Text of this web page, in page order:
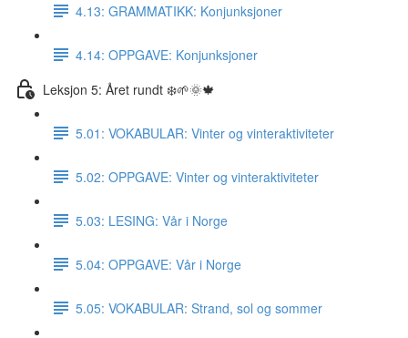
4.13: GRAMMATIKK: Konjunksjoner
4.14: OPPGAVE: Konjunksjoner
Leksjon 5: Året rundt ❄️🌱🌞🍁
5.01: VOKABULAR: Vinter og vinteraktiviteter
5.02: OPPGAVE: Vinter og vinteraktiviteter
5.03: LESING: Vår i Norge
5.04: OPPGAVE: Vår i Norge
5.05: VOKABULAR: Strand, sol og sommer